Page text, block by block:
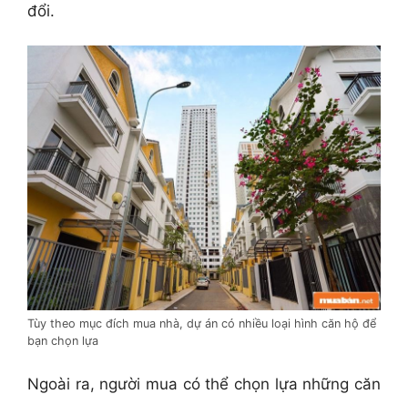
đổi.
Tùy theo mục đích mua nhà, dự án có nhiều loại hình căn hộ để
bạn chọn lựa
Ngoài ra, người mua có thể chọn lựa những căn